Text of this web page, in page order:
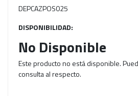
DEPCAZPOS025
DISPONIBILIDAD:
No Disponible
Este producto no está disponible.
consulta al respecto.